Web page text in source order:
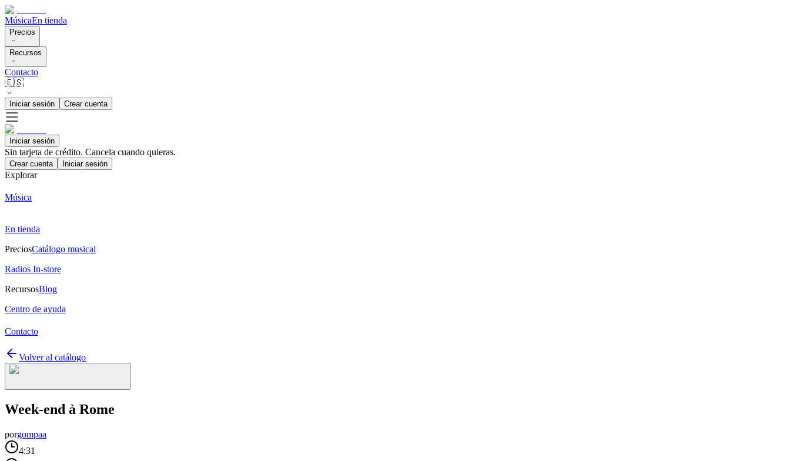
MúsicaEn tienda
Precios
Recursos
Contacto
🇪🇸
Iniciar sesión Crear cuenta
Iniciar sesión
Sin tarjeta de crédito. Cancela cuando quieras.
Crear cuenta Iniciar sesión
Explorar
Música
En tienda
PreciosCatálogo musical
Radios In-store
RecursosBlog
Centro de ayuda
Contacto
Volver al catálogo
Week-end à Rome
porgompaa
4:31